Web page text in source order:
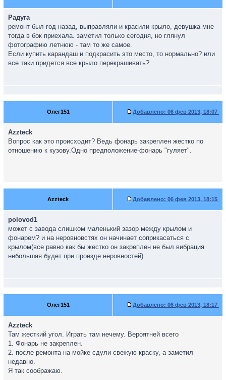
Радуга
ремонт был год назад, выправляли и красили крыло, девушка мне
тогда в бок приехала. заметил только сегодня, но глянул
фотографию летнюю - там то же самое.
Если купить карандаш и подкрасить это место, то нормально? или
все таки придется все крыло перекрашивать?
Олег151 Добавлено: 06 фев 2013, 18:07
Azzteck
Вопрос как это происходит? Ведь фонарь закреплен жестко по
отношению к кузову.Одно предположение-фонарь "гуляет".
Azzteck Добавлено: 06 фев 2013, 18:15
polovod1
может с завода слишком маленький зазор между крылом и
фонарем? и на неровновстях он начинает соприкасаться с
крылом(все равно как бы жестко он закреплен не был вибрация
небольшая будет при проезде неровностей)
Олег151 Добавлено: 06 фев 2013, 18:17
Azzteck
Там жесткий угол. Играть там нечему. Вероятней всего
1. Фонарь не закреплен.
2. после ремонта на мойке сдули свежую краску, а заметил
недавно.
Я так соображаю.